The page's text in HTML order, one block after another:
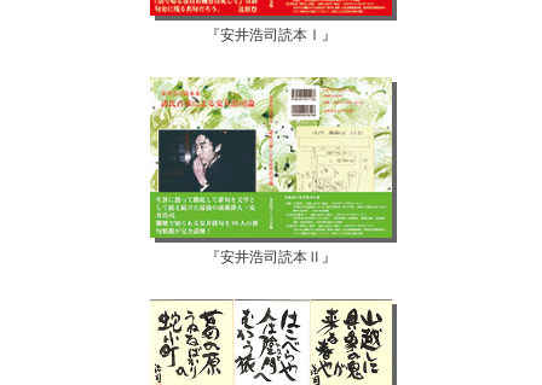
『安井浩司読本Ⅰ』
『安井浩司読本Ⅱ』